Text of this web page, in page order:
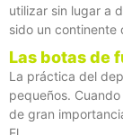
utilizar sin lugar a
sido un continente
Las botas de
La práctica del
pequeños.
de gran